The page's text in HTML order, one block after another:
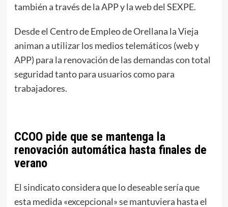
también a través de la APP y la web del SEXPE.
Desde el Centro de Empleo de Orellana la Vieja
animan a utilizar los medios telemáticos (web y
APP) para la renovación de las demandas con total
seguridad tanto para usuarios como para
trabajadores.
CCOO pide que se mantenga la
renovación automática hasta finales de
verano
El sindicato considera que lo deseable sería que
esta medida «excepcional» se mantuviera hasta el